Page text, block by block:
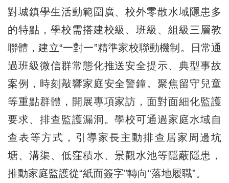
對城鎮學生活動範圍廣、校外零散水域隱患多
的特點，學校需搭建校級、班級、組級三層教
聯體，建立“一對一”精準家校聯動機制。日常通
過班級微信群常態化推送安全提示、典型事故
案例，時刻敲響家庭安全警鐘。聚焦留守兒童
等重點群體，開展專項家訪，面對面細化監護
要求、排查監護漏洞。學校可通過家庭水域自
查表等方式，引導家長主動排查居家周邊坑
塘、溝渠、低窪積水、景觀水池等隱蔽隱患，
推動家庭監護從“紙面簽字”轉向“落地履職”。